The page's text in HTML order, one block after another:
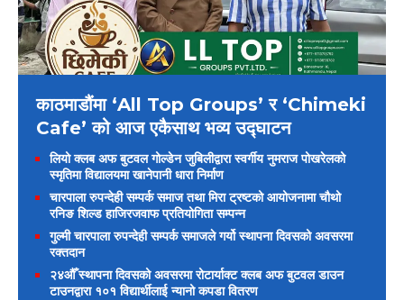
काठमाडौंमा ‘All Top Groups’ र ‘Chimeki
Cafe’ को आज एकैसाथ भव्य उद्घाटन
लियो क्लब अफ बुटवल गोल्डेन जुबिलीद्वारा स्वर्गीय नुमराज पोखरेलको
स्मृतिमा विद्यालयमा खानेपानी धारा निर्माण
चारपाला रुपन्देही सम्पर्क समाज तथा मिरा ट्रष्टको आयोजनामा चौथो
रनिङ शिल्ड हाजिरजवाफ प्रतियोगिता सम्पन्न
गुल्मी चारपाला रुपन्देही सम्पर्क समाजले गर्यो स्थापना दिवसको अवसरमा
रक्तदान
२४औँ स्थापना दिवसको अवसरमा रोटार्याक्ट क्लब अफ बुटवल डाउन
टाउनद्वारा १०१ विद्यार्थीलाई न्यानो कपडा वितरण